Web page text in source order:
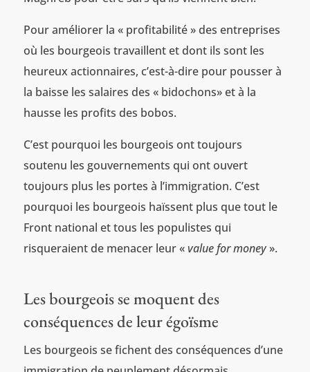
Pour améliorer la « profitabilité » des entreprises
où les bourgeois travaillent et dont ils sont les
heureux actionnaires, c’est-à-dire pour pousser à
la baisse les salaires des « bidochons» et à la
hausse les profits des bobos.
C’est pourquoi les bourgeois ont toujours
soutenu les gouvernements qui ont ouvert
toujours plus les portes à l’immigration. C’est
pourquoi les bourgeois haïssent plus que tout le
Front national et tous les populistes qui
risqueraient de menacer leur «value for money».
Les bourgeois se moquent des
conséquences de leur égoïsme
Les bourgeois se fichent des conséquences d’une